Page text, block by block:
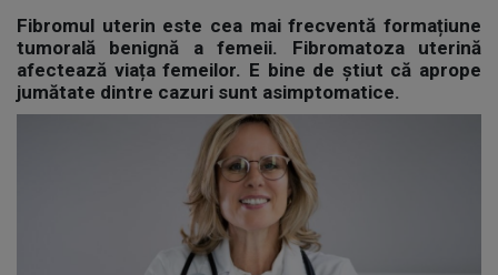
Fibromul uterin este cea mai frecventă formațiune
tumorală benignă a femeii. Fibromatoza uterină
afectează viața femeilor. E bine de știut că aprope
jumătate dintre cazuri sunt asimptomatice.